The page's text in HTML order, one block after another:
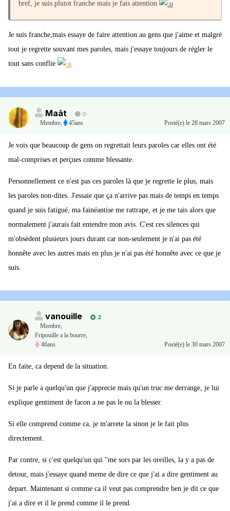
bref, je suis plutot franche mais je fais attention
Je suis franche,mais essaye de faire attention au gens que j'aime et malgré
tout je regrette souvant mes paroles, mais j'essaye toujours de régler le
tout sans conflie
Maât
0
Membre, 45ans Posté(e) le 28 mars 2007
Je vois que beaucoup de gens on regrettait leurs paroles car elles ont été
mal-comprises et perçues comme blessante.
Personnellement ce n'est pas ces paroles là que je regrette le plus, mais
les paroles non-dites. J'essaie que ça n'arrive pas mais de temps en temps
quand je suis fatigué, ma fainéantise me rattrape, et je me tais alors que
normalement j'aurais fait entendre mon avis. C'est ces silences qui
m'obsèdent plusieurs jours durant car non-seulement je n'ai pas été
honnête avec les autres mais en plus je n'ai pas été honnête avec ce que je
suis.
vanouille
2
Membre,
Fripouille a la bourre,
46ans
Posté(e) le 30 mars 2007
En faite, ca depend de la situation.
Si je parle a quelqu'un que j'apprecie mais qu'un truc me derrange, je lui
explique gentiment de facon a ne pas le ou la blesser.
Si elle comprend comme ca, je m'arrete la sinon je le fait plus
directement.
Par contre, si c'est quelqu'un qui "me sors par les oreilles, la y a pas de
detour, mais j'essaye quand meme de dire ce que j'ai a dire gentiment au
depart. Maintenant si comme ca il veut pas comprendre ben je dit ce que
j'ai a dire et il le prend comme il le prend.